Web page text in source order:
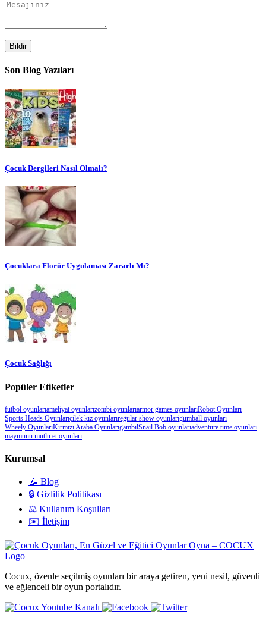
Bildir
Son Blog Yazıları
Çocuk Dergileri Nasıl Olmalı?
Çocuklara Florür Uygulaması Zararlı Mı?
Çocuk Sağlığı
Popüler Etiketler
futbol oyunlarıameliyat oyunlarızombi oyunlarıarmor games oyunlarıRobot Oyunları
Sports Heads Oyunlarıçilek kız oyunlarıregular show oyunlarigumball oyunları
Wheely OyunlarıKırmızı Araba OyunlarıgambılSnail Bob oyunlarıadventure time oyunları
maymunu mutlu et oyunları
Kurumsal
📝 Blog
🔒 Gizlilik Politikası
⚖️ Kullanım Koşulları
✉️ İletişim
Cocux, özenle seçilmiş oyunları bir araya getiren, yeni nesil, güvenli
ve eğlenceli bir oyun portalıdır.